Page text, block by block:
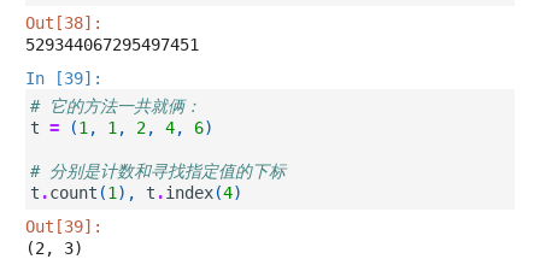
Out[38]:
529344067295497451
In [39]:
# 它的方法一共就俩：
t = (1 , 1 , 2, 4, 6)
# 分别是计数和寻找指定值的下标
t .count (1 ), t .index(4)
Out[39]:
(2, 3)